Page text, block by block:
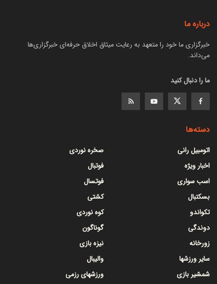
درباره ما
خبرگزاری ما خود را متعهد به رعایت میثاق اخلاق حرفه‌ای خبرگزاری‌ها
می‌داند.
ما را دنبال کنید
دسته‌ها
اتومبیل رانی
اخبار ویژه
اسب سواری
بسکتبال
تکواندو
دوندگی
زورخانه
سایر ورزشها
شمشیر بازی
صخره نوردی
فوتبال
فوتسال
کشتی
کوه نوردی
گوناگون
نیزه بازی
والیبال
ورزشهای رزمی